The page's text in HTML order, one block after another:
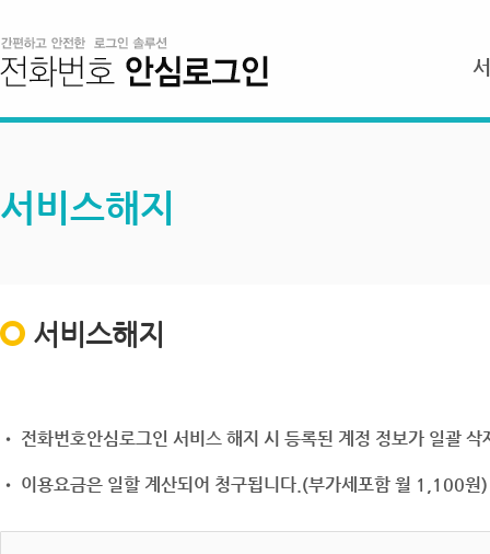
서비스해지
서비스해지
• 전화번호안심로그인 서비스 해지 시 등록된 계정 정보가 일괄
• 이용요금은 일할 계산되어 청구됩니다.(부가세포함 월 1,100원)